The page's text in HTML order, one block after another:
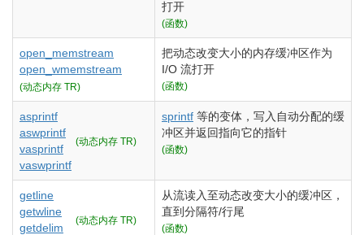
打开
(函数)
open_memstream
open_wmemstream
(动态内存 TR)
把动态改变大小的内存缓冲区作为
I/O 流打开
(函数)
asprintf
aswprintf
vasprintf
vaswprintf
(动态内存 TR)
sprintf 等的变体，写入自动分配的缓
冲区并返回指向它的指针
(函数)
getline
getwline
getdelim
(动态内存 TR)
从流读入至动态改变大小的缓冲区，
直到分隔符/行尾
(函数)